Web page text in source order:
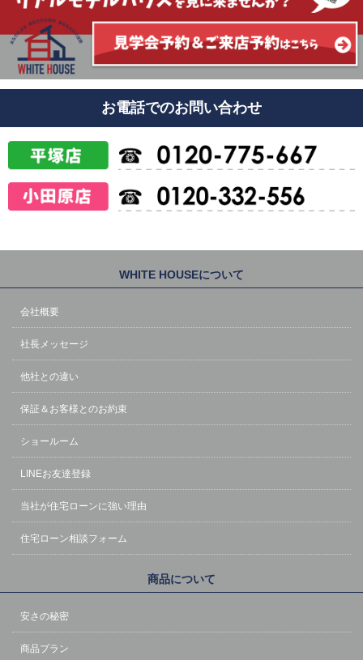
お電話でのお問い合わせ
WHITE HOUSEについて
会社概要
社長メッセージ
他社との違い
保証＆お客様とのお約束
ショールーム
LINEお友達登録
当社が住宅ローンに強い理由
住宅ローン相談フォーム
商品について
安さの秘密
商品プラン